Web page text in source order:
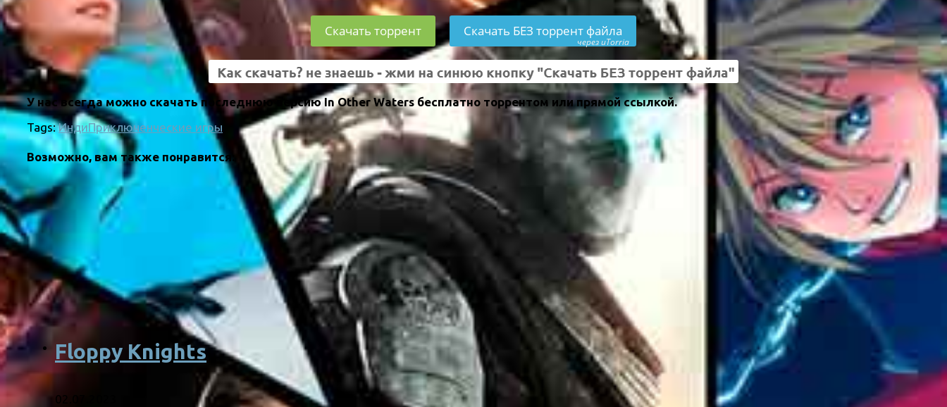
Скачать торрент Скачать БЕЗ торрент файла
через uTorria
У нас всегда можно скачать последнюю версию In Other Waters бесплатно торрентом или прямой ссылкой.
Tags: ИндиПриключенческие игры
Возможно, вам также понравится:
Floppy Knights
02.07.2023